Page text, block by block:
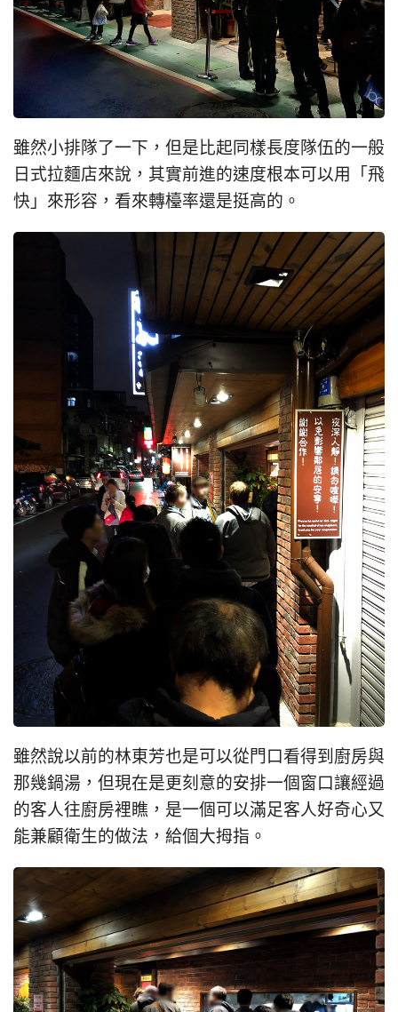
雖然小排隊了一下，但是比起同樣長度隊伍的一般
日式拉麵店來說，其實前進的速度根本可以用「飛
快」來形容，看來轉檯率還是挺高的。
雖然說以前的林東芳也是可以從門口看得到廚房與
那幾鍋湯，但現在是更刻意的安排一個窗口讓經過
的客人往廚房裡瞧，是一個可以滿足客人好奇心又
能兼顧衛生的做法，給個大拇指。